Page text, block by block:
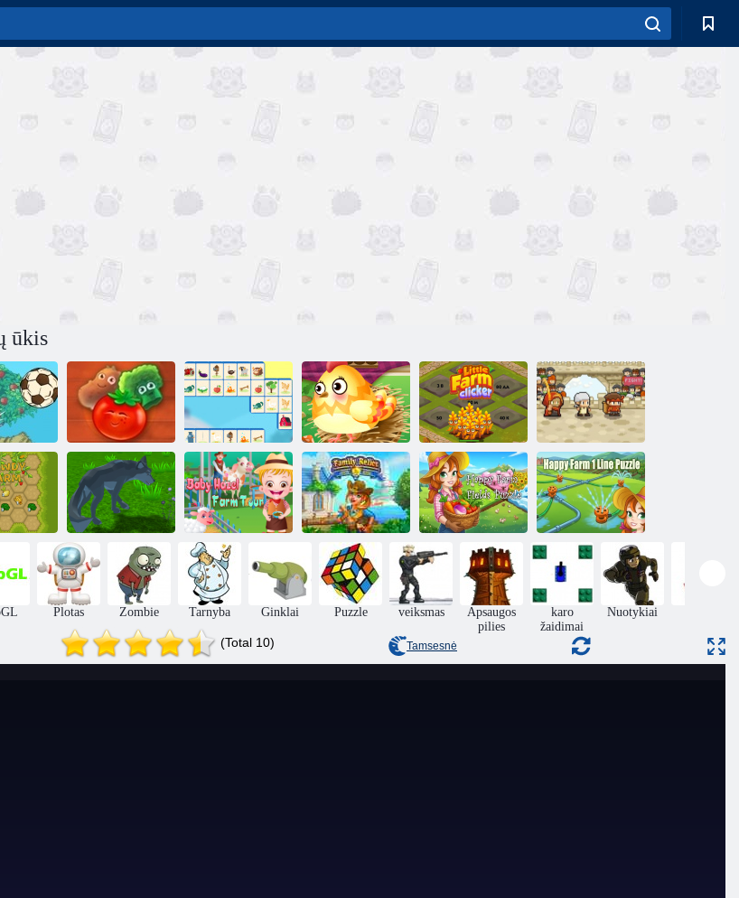
ūkis
ūkio
2 fermos
galvosūkio
istorija
„Farm Connect“
Žodis
Prisijungimas
online
Mažoji Ūkio
Klikeris
Laimingas
desertas
Vilkų
simuliatorius
„Baby Hazel
Farm Tour“
Šeimos
relikvijos
Happy Farm
Fields
galvosūkis
Happy Farm 1
eilutės
galvosūkis
Plotas Zombie Tarnyba Ginklai Puzzle veiksmas
Apsaugos
pilies
karo
žaidimai
Nuotykiai
(Total 10) Tamsesnė